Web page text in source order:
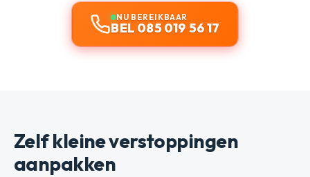
NU BEREIKBAAR
BEL 085 019 56 17
Zelf kleine verstoppingen
aanpakken